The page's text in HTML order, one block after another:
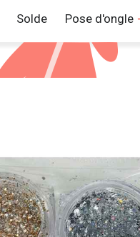
Solde Pose d'ongle